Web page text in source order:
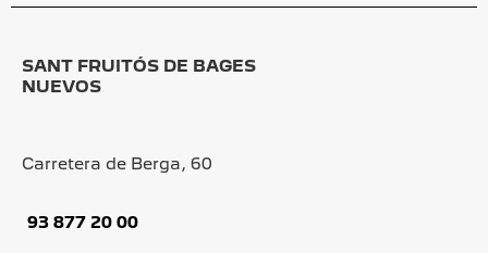
SANT FRUITÓS DE BAGES
NUEVOS
Carretera de Berga, 60
93 877 20 00